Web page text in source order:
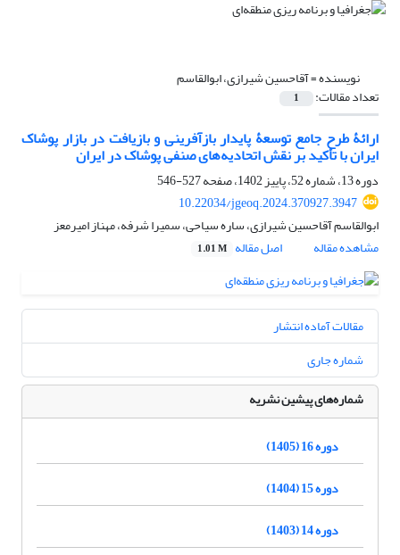
نویسنده =آقاحسین شیرازی، ابوالقاسم
تعداد مقالات: 1
ارائۀ طرح جامع توسعۀ پایدار بازآفرینی و بازیافت در بازار پوشاک
ایران با تأکید بر نقش اتحادیه‌های صنفی پوشاک در ایران
دوره 13، شماره 52، پاییز 1402، صفحه
527-546
10.22034/jgeoq.2024.370927.3947
ابوالقاسم آقاحسین شیرازی، ساره سیاحی، سمیرا شرفه، مهناز امیرمعز
مشاهده مقاله
اصل مقاله 1.01 M
مقالات آماده انتشار
شماره جاری
شماره‌های پیشین نشریه
دوره 16 (1405)
دوره 15 (1404)
دوره 14 (1403)